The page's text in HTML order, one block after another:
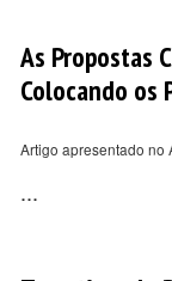
As Propostas
Colocando os
Artigo apresentado no
...